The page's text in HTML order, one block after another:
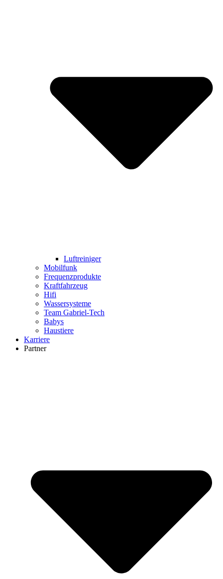
Luftreiniger
Mobilfunk
Frequenzprodukte
Kraftfahrzeug
Hifi
Wassersysteme
Team Gabriel-Tech
Babys
Haustiere
Karriere
Partner